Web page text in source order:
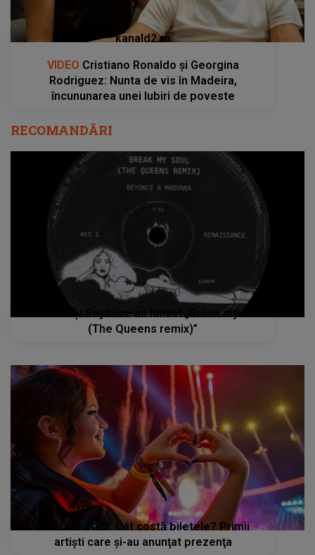
kanald2.ro
VIDEO Cristiano Ronaldo și Georgina
Rodriguez: Nunta de vis în Madeira,
încununarea unei Iubiri de poveste
RECOMANDĂRI
Madonna și Beyonce au lansat „Break my soul
(The Queens remix)”
UNTOLD 2023: Cât costă biletele? Primii
artişti care şi-au anunţat prezenţa